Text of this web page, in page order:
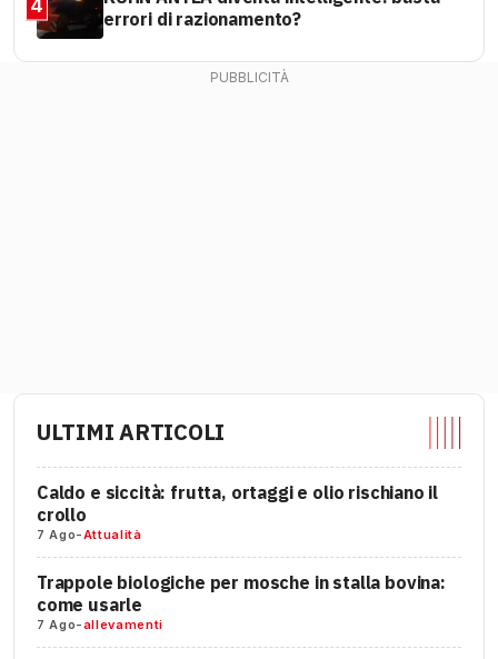
4
errori di razionamento?
ULTIMI ARTICOLI
Caldo e siccità: frutta, ortaggi e olio rischiano il
crollo
7 Ago-Attualità
Trappole biologiche per mosche in stalla bovina:
come usarle
7 Ago-allevamenti